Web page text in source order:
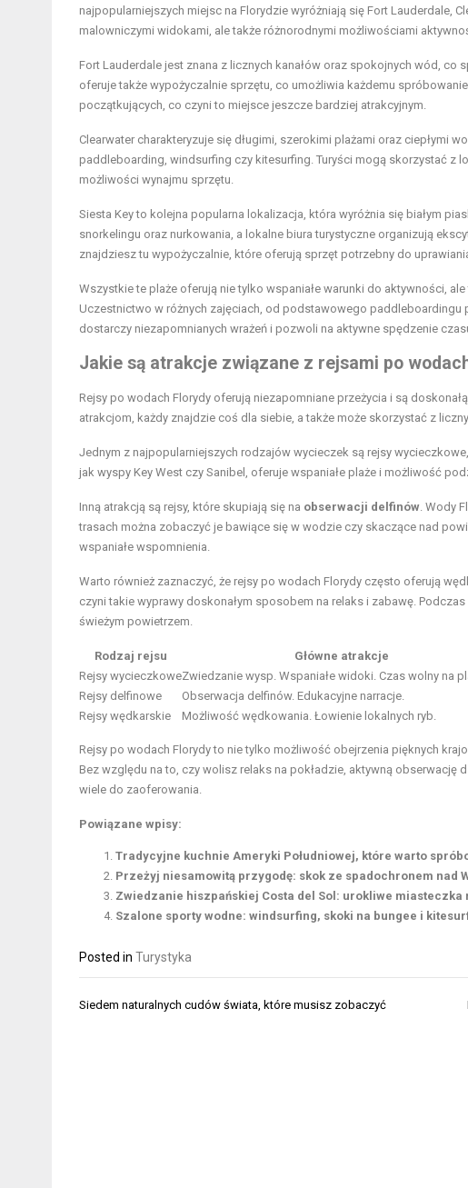
najpopularniejszych miejsc na Florydzie wyróżniają się Fort Lauderdale,
malowniczymi widokami, ale także różnorodnymi możliwościami
Fort Lauderdale jest znana z licznych kanałów oraz spokojnych wód, co
oferuje także wypożyczalnie sprzętu, co umożliwia każdemu
początkujących, co czyni to miejsce jeszcze bardziej atrakcyjnym.
Clearwater charakteryzuje się długimi, szerokimi plażami oraz ciepłymi
paddleboarding, windsurfing czy kitesurfing. Turyści mogą skorzystać z
możliwości wynajmu sprzętu.
Siesta Key to kolejna popularna lokalizacja, która wyróżnia się białym
snorkelingu oraz nurkowania, a lokalne biura turystyczne organizują
znajdziesz tu wypożyczalnie, które oferują sprzęt potrzebny do
Wszystkie te plaże oferują nie tylko wspaniałe warunki do aktywności,
Uczestnictwo w różnych zajęciach, od podstawowego
dostarczy niezapomnianych wrażeń i pozwoli na aktywne spędzenie
Jakie są atrakcje związane z rejsami po
Rejsy po wodach Florydy oferują niezapomniane przeżycia i są
atrakcjom, każdy znajdzie coś dla siebie, a także może skorzystać z
Jednym z najpopularniejszych rodzajów wycieczek są rejsy
jak wyspy Key West czy Sanibel, oferuje wspaniałe plaże i możliwość
Inną atrakcją są rejsy, które skupiają się na obserwacji delfinów . Wody
trasach można zobaczyć je bawiące się w wodzie czy skaczące nad
wspaniałe wspomnienia.
Warto również zaznaczyć, że rejsy po wodach Florydy często oferują
czyni takie wyprawy doskonałym sposobem na relaks i zabawę.
świeżym powietrzem.
Rodzaj rejsu Główne atrakcje
Rejsy wycieczkoweZwiedzanie wysp. Wspaniałe widoki. Czas wolny na
Rejsy delfinowe
Obserwacja delfinów. Edukacyjne narracje.
Rejsy wędkarskie
Możliwość wędkowania. Łowienie lokalnych ryb.
Rejsy po wodach Florydy to nie tylko możliwość obejrzenia pięknych
Bez względu na to, czy wolisz relaks na pokładzie, aktywną
wiele do zaoferowania.
Powiązane wpisy:
Tradycyjne kuchnie Ameryki Południowej, które warto
Przeżyj niesamowitą przygodę: skok ze spadochronem nad
Zwiedzanie hiszpańskiej Costa del Sol: urokliwe miasteczka
Szalone sporty wodne: windsurfing, skoki na bungee i
Posted in Turystyka
Nawigacja
Siedem naturalnych cudów świata, które musisz zobaczyć